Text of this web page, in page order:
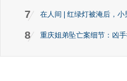
7 在人间 | 红绿灯被淹后，
8 重庆姐弟坠亡案细节：凶